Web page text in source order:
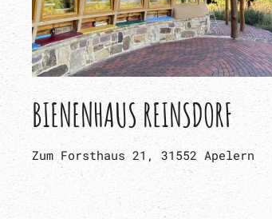
BIENENHAUS REINSDORF
Zum Forsthaus 21, 31552 Apelern